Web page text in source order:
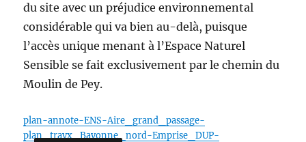
du site avec un préjudice environnemental
considérable qui va bien au-delà, puisque
l’accès unique menant à l’Espace Naturel
Sensible se fait exclusivement par le chemin du
Moulin de Pey.
plan-annote-ENS-Aire_grand_passage-
plan_travx_Bayonne_nord-Emprise_DUP-